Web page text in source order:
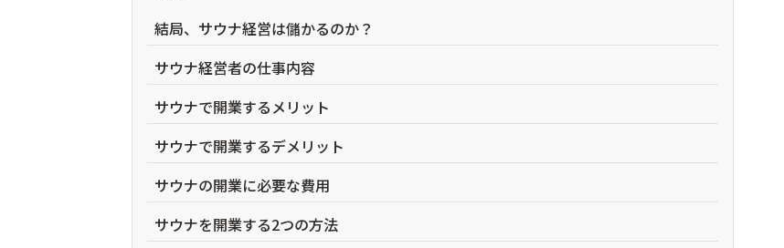
結局、サウナ経営は儲かるのか？
サウナ経営者の仕事内容
サウナで開業するメリット
サウナで開業するデメリット
サウナの開業に必要な費用
サウナを開業する2つの方法